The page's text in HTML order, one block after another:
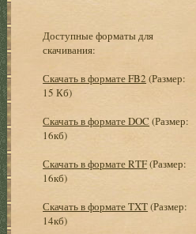
Доступные форматы для
скачивания:
Скачать в формате FB2 (Размер:
15 Кб)
Скачать в формате DOC (Размер:
16кб)
Скачать в формате RTF(Размер:
16кб)
Скачать в формате TXT(Размер:
14кб)